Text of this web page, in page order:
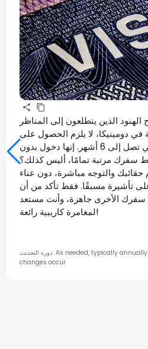
الهنود الذين يتطلعون إلى المناظر
في دومينيكا، لا يلزم الحصول على
تأشيرة للإقامات التي تصل إلى 6 أشهر. إنها دخول بدون
سفرك مرتبة تمامًا، أليس كذلك؟
والتوجه مباشرة، دون عناء
تأشيرة مسبقًا. فقط تأكد من أن
الأخرى جاهزة، وأنت مستعد
لمغامرة كاريبية رائعة!
دورة التحديث: As needed, typically
changes occur